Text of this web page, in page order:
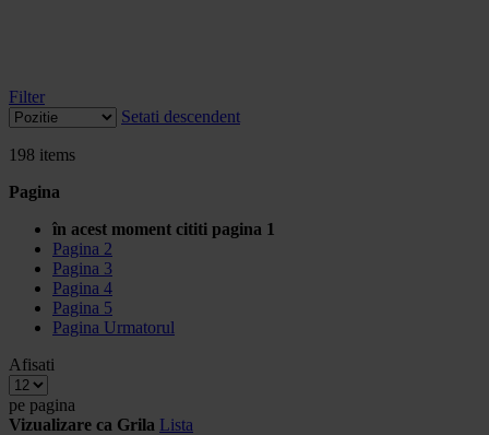
Filter
Setati descendent
198 items
Pagina
în acest moment cititi pagina 1
Pagina 2
Pagina 3
Pagina 4
Pagina 5
Pagina Urmatorul
Afisati
pe pagina
Vizualizare ca Grila Lista